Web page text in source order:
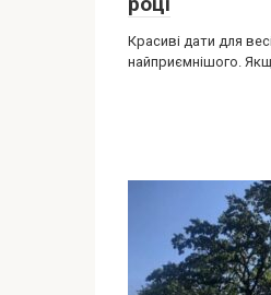
Красиві дати для
найприємнішого.